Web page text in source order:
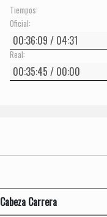
Tiempos:
Oficial:
Real:
Cabeza Carrera